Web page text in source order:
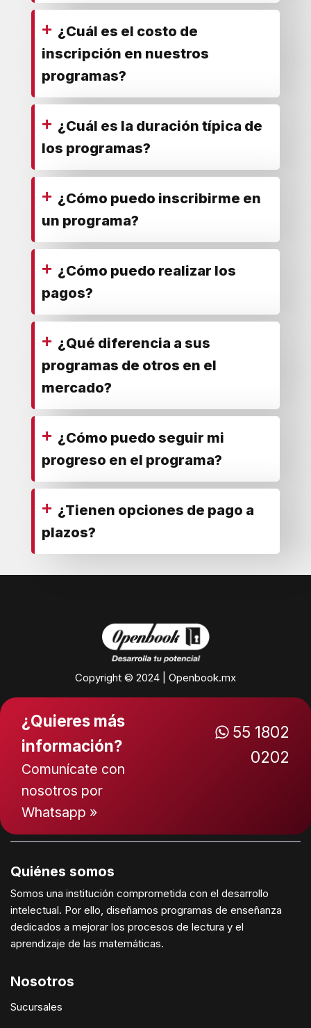
+ ¿Cuál es el costo de
inscripción en nuestros
programas?
+ ¿Cuál es la duración típica de
los programas?
+ ¿Cómo puedo inscribirme en
un programa?
+ ¿Cómo puedo realizar los
pagos?
+ ¿Qué diferencia a sus
programas de otros en el
mercado?
+ ¿Cómo puedo seguir mi
progreso en el programa?
+ ¿Tienen opciones de pago a
plazos?
Copyright © 2024 | Openbook.mx
¿Quieres más
información?
Comunícate con
nosotros por
Whatsapp »
55 1802
0202
Quiénes somos
Somos una institución comprometida con el desarrollo
intelectual. Por ello, diseñamos programas de enseñanza
dedicados a mejorar los procesos de lectura y el
aprendizaje de las matemáticas.
Nosotros
Sucursales